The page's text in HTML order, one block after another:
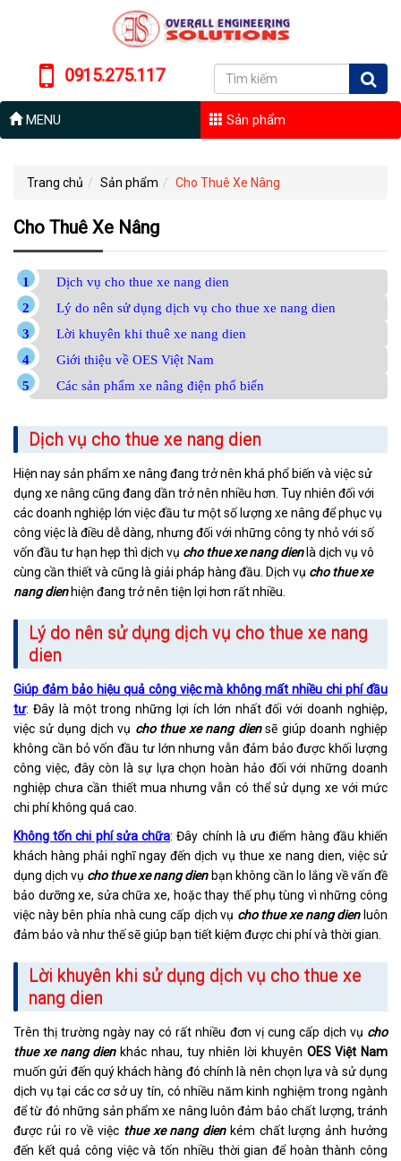
0915.275.117
MENU Sản phẩm
Trang chủ Sản phẩm Cho Thuê Xe Nâng
Cho Thuê Xe Nâng
Dịch vụ cho thue xe nang dien
Lý do nên sử dụng dịch vụ cho thue xe nang dien
Lời khuyên khi thuê xe nang dien
Giới thiệu về OES Việt Nam
Các sản phẩm xe nâng điện phổ biến
Dịch vụ cho thue xe nang dien
Hiện nay sản phẩm xe nâng đang trở nên khá phổ biến và việc sử
dụng xe nâng cũng đang dần trở nên nhiều hơn. Tuy nhiên đối với
các doanh nghiệp lớn việc đầu tư một số lượng xe nâng để phục vụ
công việc là điều dễ dàng, nhưng đối với những công ty nhỏ với số
vốn đầu tư hạn hẹp thì dịch vụ cho thue xe nang dienlà dịch vụ vô
cùng cần thiết và cũng là giải pháp hàng đầu. Dịch vụ cho thue xe
nang dienhiện đang trở nên tiện lợi hơn rất nhiều.
Lý do nên sử dụng dịch vụ cho thue xe nang
dien
Giúp đảm bảo hiệu quả công việc mà không mất nhiều chi phí đầu
tư: Đây là một trong những lợi ích lớn nhất đối với doanh nghiệp,
việc sử dụng dịch vụ cho thue xe nang diensẽ giúp doanh nghiệp
không cần bỏ vốn đầu tư lớn nhưng vẫn đảm bảo được khối lượng
công việc, đây còn là sự lựa chọn hoàn hảo đối với những doanh
nghiệp chưa cần thiết mua nhưng vẫn có thể sử dụng xe với mức
chi phí không quá cao.
Không tốn chi phí sửa chữa: Đây chính là ưu điểm hàng đầu khiến
khách hàng phải nghĩ ngay đến dịch vụ thue xe nang dien, việc sử
dụng dịch vụ cho thue xe nang dienbạn không cần lo lắng về vấn đề
bảo dưỡng xe, sửa chữa xe, hoặc thay thế phụ tùng vì những công
việc này bên phía nhà cung cấp dịch vụ cho thue xe nang dienluôn
đảm bảo và như thế sẽ giúp bạn tiết kiệm được chi phí và thời gian.
Lời khuyên khi sử dụng dịch vụ cho thue xe
nang dien
Trên thị trường ngày nay có rất nhiều đơn vị cung cấp dịch vụ cho
thue xe nang dienkhác nhau, tuy nhiên lời khuyên OES Việt Nam
muốn gửi đến quý khách hàng đó chính là nên chọn lựa và sử dụng
dịch vụ tại các cơ sở uy tín, có nhiều năm kinh nghiệm trong ngành
để từ đó những sản phẩm xe nâng luôn đảm bảo chất lượng, tránh
được rủi ro về việc thue xe nang dienkém chất lượng ảnh hưởng
đến kết quả công việc và tốn nhiều thời gian để hoàn thành công